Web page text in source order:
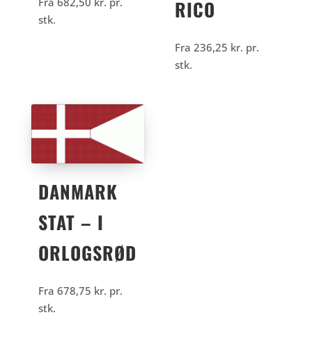
stk.
RICO
Fra 236,25 kr. pr.
stk.
DANMARK
STAT – I
ORLOGSRØD
Fra 678,75 kr. pr.
stk.